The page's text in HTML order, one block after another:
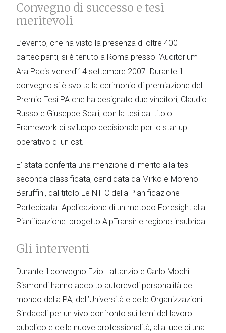
Convegno di successo e tesi
meritevoli
L’evento, che ha visto la presenza di oltre 400
partecipanti, si è tenuto a Roma presso l’Auditorium
Ara Pacis venerdì14 settembre 2007. Durante il
convegno si è svolta la cerimonio di premiazione del
Premio Tesi PA che ha designato due vincitori, Claudio
Russo e Giuseppe Scali, con la tesi dal titolo
Framework di sviluppo decisionale per lo star up
operativo di un cst.
E’ stata conferita una menzione di merito alla tesi
seconda classificata, candidata da Mirko e Moreno
Baruffini, dal titolo Le NTIC della Pianificazione
Partecipata. Applicazione di un metodo Foresight alla
Pianificazione: progetto AlpTransir e regione insubrica
Gli interventi
Durante il convegno Ezio Lattanzio e Carlo Mochi
Sismondi hanno accolto autorevoli personalità del
mondo della PA, dell’Università e delle Organizzazioni
Sindacali per un vivo confronto sui temi del lavoro
pubblico e delle nuove professionalità, alla luce di una